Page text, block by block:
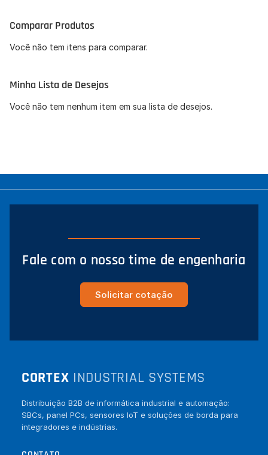
Comparar Produtos
Você não tem itens para comparar.
Minha Lista de Desejos
Você não tem nenhum item em sua lista de desejos.
Fale com o nosso time de engenharia
Solicitar cotação
CORTEX INDUSTRIAL SYSTEMS
Distribuição B2B de informática industrial e automação:
SBCs, panel PCs, sensores IoT e soluções de borda para
integradores e indústrias.